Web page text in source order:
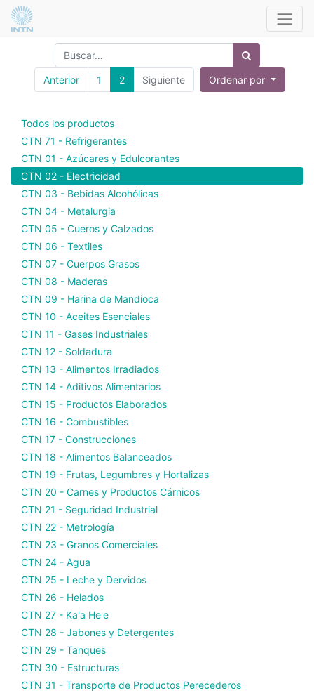
Anterior 1 2 Siguiente Ordenar por
Todos los productos
CTN 71 - Refrigerantes
CTN 01 - Azúcares y Edulcorantes
CTN 02 - Electricidad
CTN 03 - Bebidas Alcohólicas
CTN 04 - Metalurgia
CTN 05 - Cueros y Calzados
CTN 06 - Textiles
CTN 07 - Cuerpos Grasos
CTN 08 - Maderas
CTN 09 - Harina de Mandioca
CTN 10 - Aceites Esenciales
CTN 11 - Gases Industriales
CTN 12 - Soldadura
CTN 13 - Alimentos Irradiados
CTN 14 - Aditivos Alimentarios
CTN 15 - Productos Elaborados
CTN 16 - Combustibles
CTN 17 - Construcciones
CTN 18 - Alimentos Balanceados
CTN 19 - Frutas, Legumbres y Hortalizas
CTN 20 - Carnes y Productos Cárnicos
CTN 21 - Seguridad Industrial
CTN 22 - Metrología
CTN 23 - Granos Comerciales
CTN 24 - Agua
CTN 25 - Leche y Dervidos
CTN 26 - Helados
CTN 27 - Ka'a He'e
CTN 28 - Jabones y Detergentes
CTN 29 - Tanques
CTN 30 - Estructuras
CTN 31 - Transporte de Productos Perecederos